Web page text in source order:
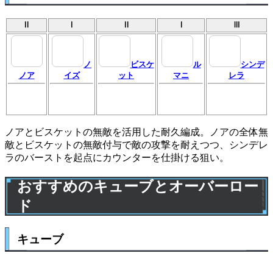
Ⅱ Ⅰ Ⅱ Ⅰ Ⅲ
ノア
ノ
イズ
ビスケ
ット
ル
マニ
シンデ
レラ
ノアとビスケットの無敵を活用した耐久編成。ノアの全体無
敵とビスケットの無敵付与で敵の攻撃を耐えつつ、シンデレ
ラのバーストを起点にカウンターを仕掛ける狙い。
おすすめのキューブとオーバーロー
ド
キューブ